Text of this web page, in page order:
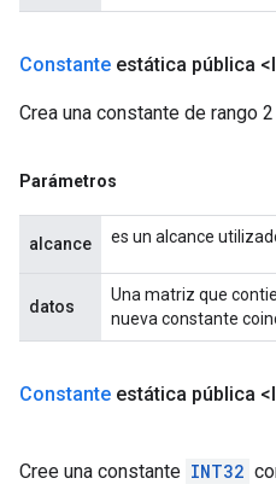
Constante estática pública
Crea una constante de rango
Parámetros
alcance es un alcance
datos
Una matriz que
nueva constante
Constante estática pública
Cree una constante INT32